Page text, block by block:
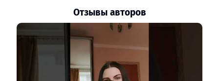
Отзывы авторов